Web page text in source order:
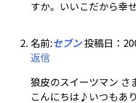
すか。いいこだから幸
名前:セブン投稿日：
返信
狼皮のスイーツマン さ
こんにちは♪いつもあ